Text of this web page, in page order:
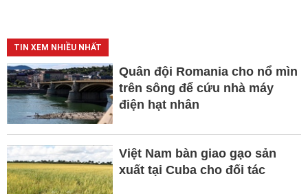
TIN XEM NHIỀU NHẤT
Quân đội Romania cho nổ mìn
trên sông để cứu nhà máy
điện hạt nhân
Việt Nam bàn giao gạo sản
xuất tại Cuba cho đối tác